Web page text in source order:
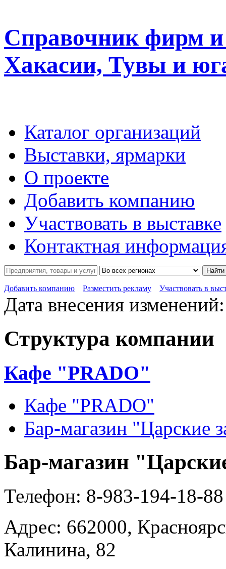
Справочник фирм и
Хакасии, Тувы и
Каталог организаций
Выставки, ярмарки
О проекте
Добавить компанию
Участвовать в выставке
Контактная
Найти
Добавить компанию Разместить рекламу Участвовать в
Дата внесения
Структура компании
Кафе "PRADO"
Кафе "PRADO"
Бар-магазин "Царские
Бар-магазин
Телефон: 8-983-194-18-88
Адрес: 662000,
Калинина, 82